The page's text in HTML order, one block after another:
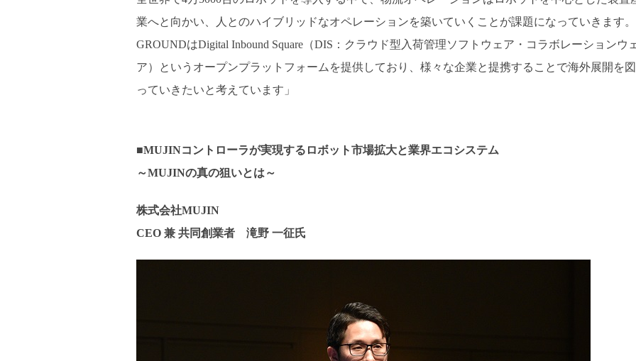
業へと向かい、人とのハイブリッドなオペレーションを築いていくことが課題になっていきます。
GROUNDはDigital Inbound Square（DIS：クラウド型入荷管理ソフトウェア・コラボレーションウ
ア）というオープンプラットフォームを提供しており、様々な企業と提携することで海外展開を図
っていきたいと考えています」
■MUJINコントローラが実現するロボット市場拡大と業界エコシステム
～MUJINの真の狙いとは～
株式会社MUJIN
CEO 兼 共同創業者 滝野 一征氏